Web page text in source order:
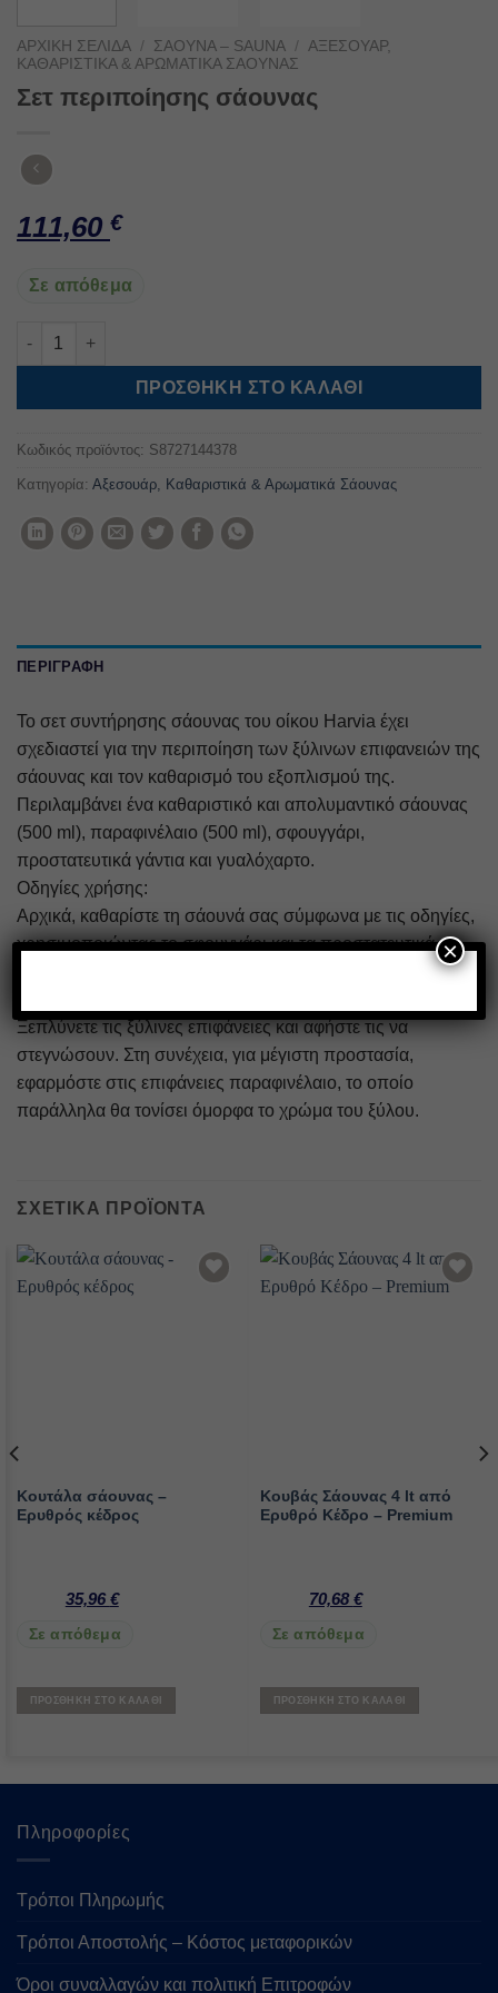
ΑΡΧΙΚΉ ΣΕΛΊΔΑ / ΣΆΟΥΝΑ – SAUNA /
ΑΞΕΣΟΥΆΡ,
ΚΑΘΑΡΙΣΤΙΚΆ & ΑΡΩΜΑΤΙΚΆ ΣΆΟΥΝΑΣ
Σετ περιποίησης σάουνας
111,60 €
Σε απόθεμα
Σετ περιποίησης σάουνας ποσότητα
ΠΡΟΣΘΉΚΗ ΣΤΟ ΚΑΛΆΘΙ
Κωδικός προϊόντος: S8727144378
Κατηγορία: Αξεσουάρ, Καθαριστικά & Αρωματικά Σάουνας
ΠΕΡΙΓΡΑΦΉ
Το σετ συντήρησης σάουνας του οίκου Harvia έχει
σχεδιαστεί για την περιποίηση των ξύλινων επιφανειών της
σάουνας και τον καθαρισμό του εξοπλισμού της.
Περιλαμβάνει ένα καθαριστικό και απολυμαντικό σάουνας
(500 ml), παραφινέλαιο (500 ml), σφουγγάρι,
προστατευτικά γάντια και γυαλόχαρτο.
Οδηγίες χρήσης:
Αρχικά, καθαρίστε τη σάουνά σας σύμφωνα με τις οδηγίες,
χρησιμοποιώντας το σφουγγάρι και τα προστατευτικά
Ξεπλύνετε τις ξύλινες επιφάνειες και αφήστε τις να
στεγνώσουν. Στη συνέχεια, για μέγιστη προστασία,
εφαρμόστε στις επιφάνειες παραφινέλαιο, το οποίο
παράλληλα θα τονίσει όμορφα το χρώμα του ξύλου.
ΣΧΕΤΙΚΆ ΠΡΟΪΌΝΤΑ
Add to
wishlist
Κουτάλα σάουνας –
Ερυθρός κέδρος
35,96 €
Σε απόθεμα
ΠΡΟΣΘΉΚΗ ΣΤΟ ΚΑΛΆΘΙ
Add to
wishlist
Κουβάς Σάουνας 4 lt από
Ερυθρό Κέδρο – Premium
70,68€
Σε απόθεμα
ΠΡΟΣΘΉΚΗ ΣΤΟ ΚΑΛΆΘΙ
Πληροφορίες
Τρόποι Πληρωμής
Τρόποι Αποστολής – Κόστος μεταφορικών
Όροι συναλλαγών και πολιτική Επιτροφών
×